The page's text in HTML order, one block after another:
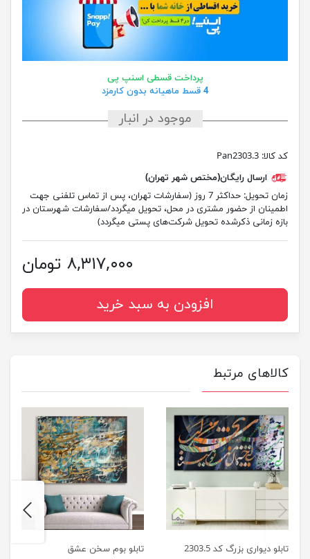
پرداخت قسطی اسنپ پی
4 قسط ماهیانه بدون کارمزد
موجود در انبار
کد کالا: Pan2303.3
ارسال رایگان(مختص شهر تهران)
زمان تحویل:
حداکثر 7 روز (سفارشات تهران، پس از تماس تلفنی جهت
اطمینان از حضور مشتری در محل، تحویل میگردد/سفارشات شهرستان در
بازه زمانی ذکرشده تحویل شرکت‌های پستی میگردد)
۸,۳۱۷,۰۰۰ تومان
افزودن به سبد خرید
کالاهای مرتبط
تابلو دیواری بزرگ کد 2303.5 تابلو بوم سخن عشق
previus